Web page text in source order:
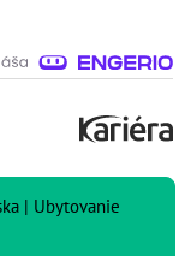
| Ubytovanie